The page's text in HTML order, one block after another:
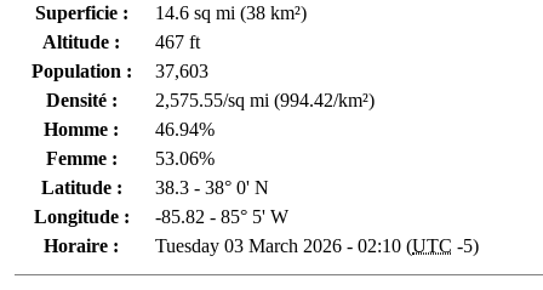
Superficie :
14.6 sq mi (38 km²)
Altitude :
467 ft
Population :
37,603
Densité :
2,575.55/sq mi (994.42/km²)
Homme :
46.94%
Femme :
53.06%
Latitude :
38.3 - 38° 0' N
Longitude :
-85.82 - 85° 5' W
Horaire :
Tuesday 03 March 2026 - 02:10 (UTC -5)